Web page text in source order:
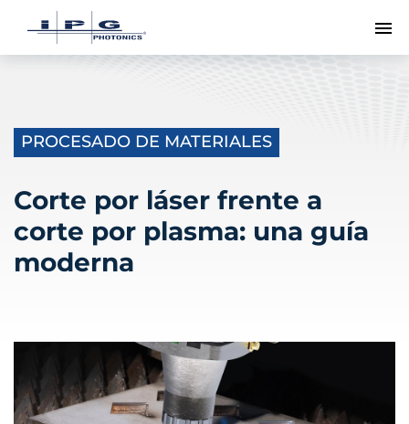
PROCESADO DE MATERIALES
Corte por láser frente a
corte por plasma: una guía
moderna